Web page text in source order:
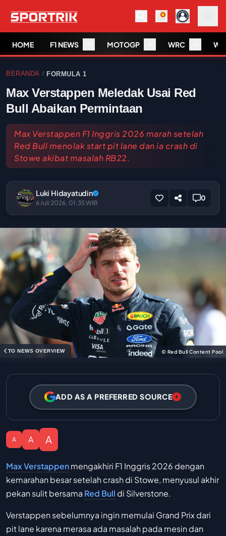
HOME F1 NEWS MOTOGP WRC
BERANDA / FORMULA 1
Max Verstappen Meledak Usai Red
Bull Abaikan Permintaan
Max Verstappen F1 Inggris 2026 marah setelah
Red Bull menolak start pit lane dan ia crash di
Stowe akibat masalah RB22.
Luki Hidayatudin
6 Juli 2026, 01:35 WIB
0
TO NEWS OVERVIEW © Red Bull Content Pool
ADD AS A PREFERRED SOURCE
A A A
Max Verstappenmengakhiri F1 Inggris 2026 dengan
kemarahan besar setelah crash di Stowe, menyusul akhir
pekan sulit bersama Red Bull di Silverstone.
Verstappen sebelumnya ingin memulai Grand Prix dari
pit lane karena merasa ada masalah pada mesin dan